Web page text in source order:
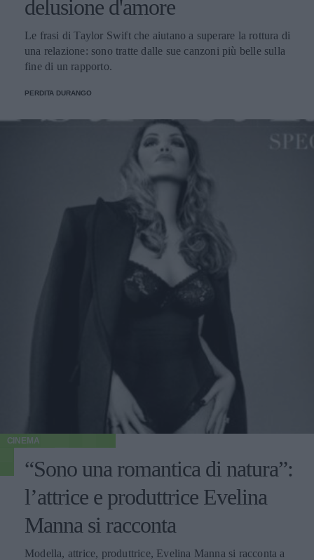
delusione d'amore
Le frasi di Taylor Swift che aiutano a superare la rottura di
una relazione: sono tratte dalle sue canzoni più belle sulla
fine di un rapporto.
PERDITA DURANGO
CINEMA
“Sono una romantica di natura”:
l’attrice e produttrice Evelina
Manna si racconta
Modella, attrice, produttrice, Evelina Manna si racconta a